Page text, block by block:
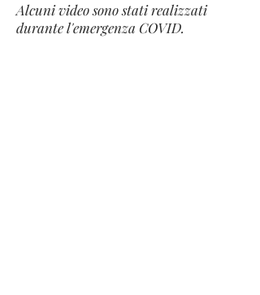
Alcuni video sono stati realizzati
durante l'emergenza COVID.